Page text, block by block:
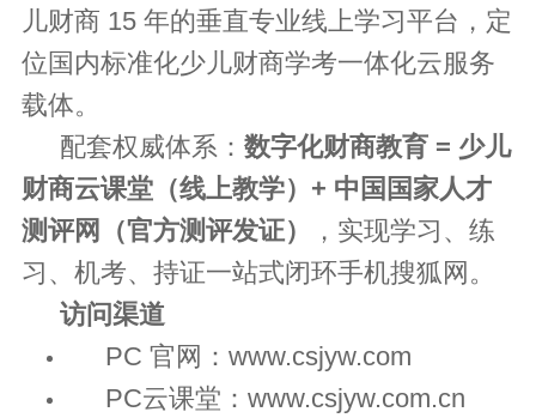
儿财商 15 年的垂直专业线上学习平台，定
位国内标准化少儿财商学考一体化云服务
载体。
配套权威体系：数字化财商教育 = 少儿
财商云课堂（线上教学）+ 中国国家人才
测评网（官方测评发证）
，实现学习、练
习、机考、持证一站式闭环手机搜狐网。
访问渠道
PC 官网：www.csjyw.com
PC云课堂： www.csjyw.com.cn